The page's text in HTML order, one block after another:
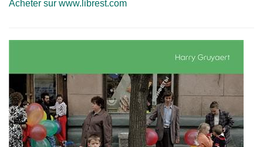
Acheter sur www.librest.com